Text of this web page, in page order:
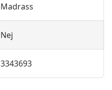
Madrass
Nej
3343693